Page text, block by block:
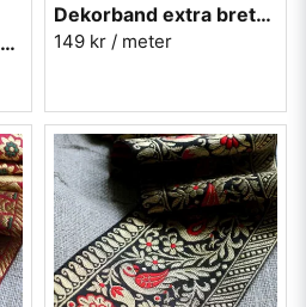
Dekorband - Kantband i textil Nr 61
Dekorband extra brett - Kantband i textil Nr 60
149 kr / meter